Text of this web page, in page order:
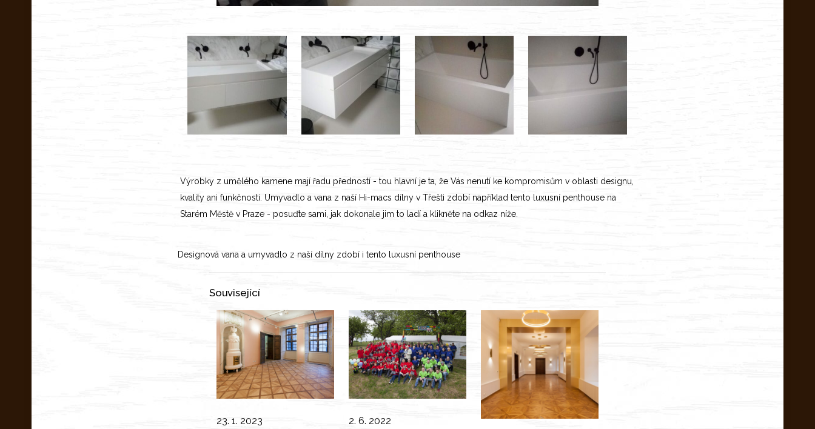
Výrobky z umělého kamene mají řadu předností - tou hlavní je ta, že Vás nenutí ke kompromisům v oblasti designu,
kvality ani funkčnosti. Umyvadlo a vana z naší Hi-macs dílny v Třešti zdobí například tento luxusní penthouse na
Starém Městě v Praze - posuďte sami, jak dokonale jim to ladí a klikněte na odkaz níže.
Designová vana a umyvadlo z naší dílny zdobí i tento luxusní penthouse
Související
23. 1. 2023
2. 6. 2022